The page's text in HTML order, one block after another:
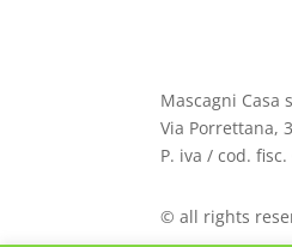
Mascagni Casa
Via Porrettana,
P. iva / cod.
© all rights